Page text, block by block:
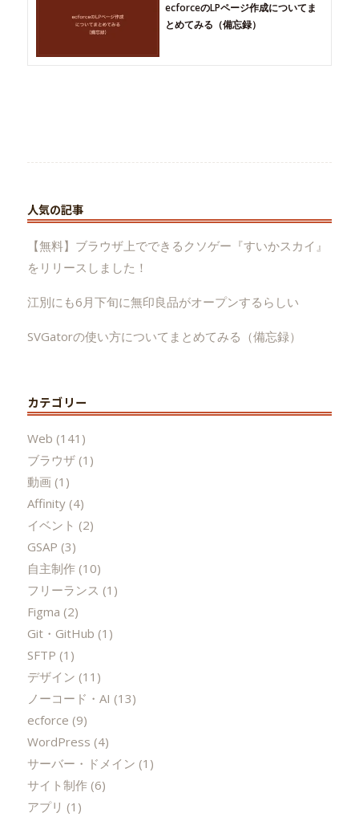
ecforceのLPページ作成についてま
とめてみる（備忘録）
人気の記事
【無料】ブラウザ上でできるクソゲー『すいかスカイ』
をリリースしました！
江別にも6月下旬に無印良品がオープンするらしい
SVGatorの使い方についてまとめてみる（備忘録）
カテゴリー
Web (141)
ブラウザ(1)
動画 (1)
Affinity(4)
イベント (2)
GSAP (3)
自主制作(10)
フリーランス (1)
Figma (2)
Git・GitHub (1)
SFTP (1)
デザイン (11)
ノーコード・AI (13)
ecforce (9)
WordPress (4)
サーバー・ドメイン (1)
サイト制作(6)
アプリ (1)